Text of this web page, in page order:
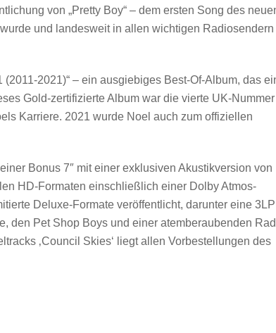
von „Pretty Boy“ – dem ersten Song des
und landesweit in allen wichtigen Radiosendern
2021)“ – ein ausgiebiges Best-Of-Album, das
Gold-zertifizierte Album war die vierte UK-
Karriere. 2021 wurde Noel auch zum offiziellen
Bonus 7″ mit einer exklusiven Akustikversion von
HD-Formaten einschließlich einer Dolby Atmos-
Deluxe-Formate veröffentlicht, darunter eine 3LP
den Pet Shop Boys und einer atemberaubenden
‚Council Skies‘ liegt allen Vorbestellungen des